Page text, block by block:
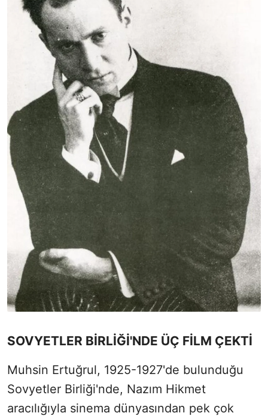
SOVYETLER BİRLİĞİ'NDE ÜÇ FİLM ÇEKTİ
Muhsin Ertuğrul, 1925-1927'de bulunduğu
Sovyetler Birliği'nde, Nazım Hikmet
aracılığıyla sinema dünyasından pek çok